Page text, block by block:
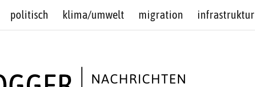
politisch klima/umwelt migration infrastruktur